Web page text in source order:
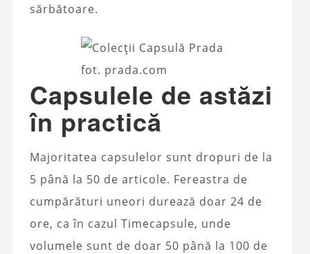
sărbătoare.
fot. prada.com
Capsulele de astăzi
în practică
Majoritatea capsulelor sunt dropuri de la
5 până la 50 de articole. Fereastra de
cumpărături uneori durează doar 24 de
ore, ca în cazul Timecapsule, unde
volumele sunt de doar 50 până la 100 de